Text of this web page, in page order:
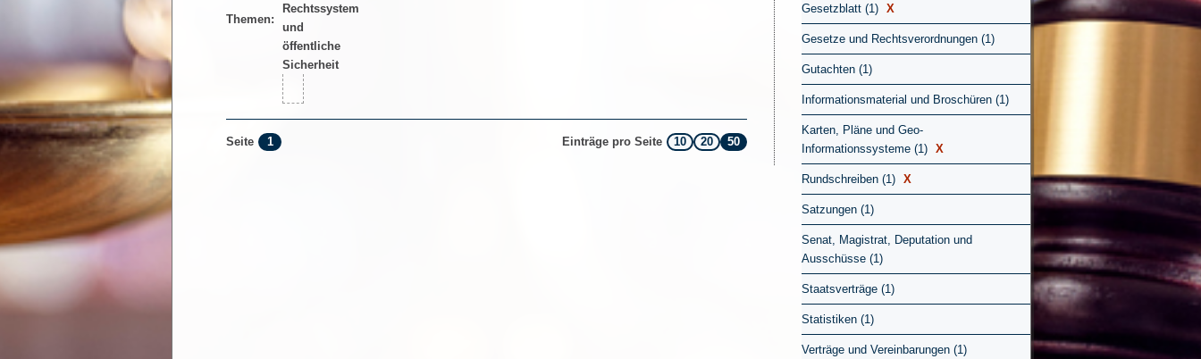
Themen:
Seite 1 Einträge pro Seite 10 20 50
Gesetzblatt (1) X
Gesetze und Rechtsverordnungen (1)
Gutachten (1)
Informationsmaterial und Broschüren (1)
Karten, Pläne und Geo-
Informationssysteme (1) X
Rundschreiben (1) X
Satzungen (1)
Senat, Magistrat, Deputation und
Ausschüsse (1)
Staatsverträge (1)
Statistiken (1)
Verträge und Vereinbarungen (1)